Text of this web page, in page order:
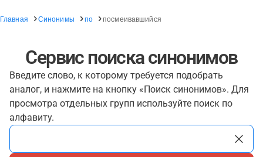
Главная Синонимы по посмеивавшийся
Сервис поиска синонимов
Введите слово, к которому требуется подобрать
аналог, и нажмите на кнопку «Поиск синонимов». Для
просмотра отдельных групп используйте поиск по
алфавиту.